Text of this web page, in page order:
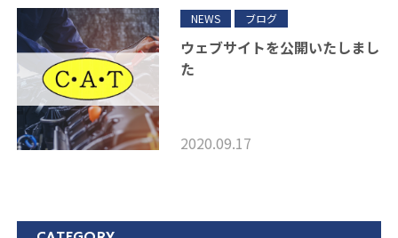
NEWS ブログ
ウェブサイトを公開いたしまし
た
2020.09.17